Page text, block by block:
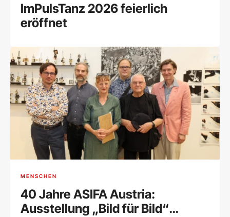
ImPulsTanz 2026 feierlich
eröffnet
MENSCHEN
40 Jahre ASIFA Austria:
Ausstellung „Bild für Bild“